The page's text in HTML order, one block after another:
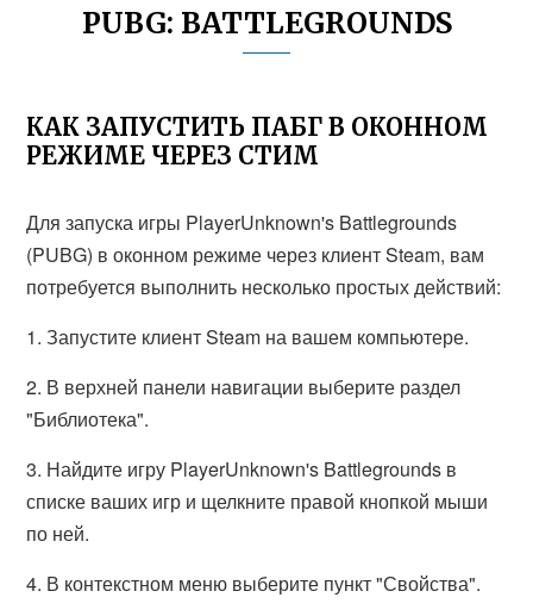
PUBG: BATTLEGROUNDS
КАК ЗАПУСТИТЬ ПАБГ В ОКОННОМ
РЕЖИМЕ ЧЕРЕЗ СТИМ
Для запуска игры PlayerUnknown's Battlegrounds
(PUBG) в оконном режиме через клиент Steam, вам
потребуется выполнить несколько простых действий:
1. Запустите клиент Steam на вашем компьютере.
2. В верхней панели навигации выберите раздел
"Библиотека".
3. Найдите игру PlayerUnknown's Battlegrounds в
списке ваших игр и щелкните правой кнопкой мыши
по ней.
4. В контекстном меню выберите пункт "Свойства".